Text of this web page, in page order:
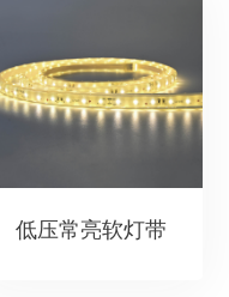
低压常亮软灯带